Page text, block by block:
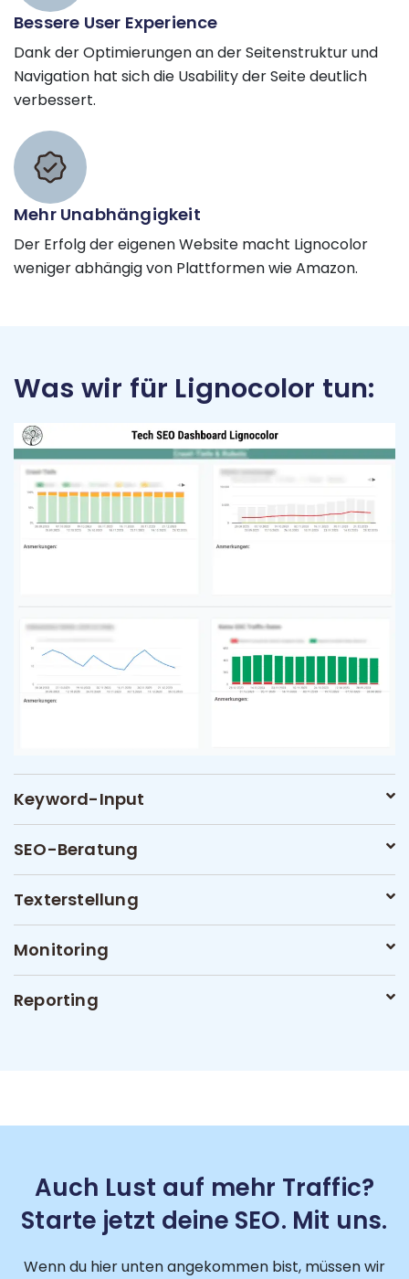
Bessere User Experience
Dank der Optimierungen an der Seitenstruktur und
Navigation hat sich die Usability der Seite deutlich
verbessert.
Mehr Unabhängigkeit
Der Erfolg der eigenen Website macht Lignocolor
weniger abhängig von Plattformen wie Amazon.
Was wir für Lignocolor tun:
Keyword-Input
SEO-Beratung
Texterstellung
Monitoring
Reporting
Auch Lust auf mehr Traffic?
Starte jetzt deine SEO. Mit uns.
Wenn du hier unten angekommen bist, müssen wir